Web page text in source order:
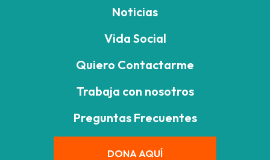
Noticias
Vida Social
Quiero Contactarme
Trabaja con nosotros
Preguntas Frecuentes
DONA AQUÍ